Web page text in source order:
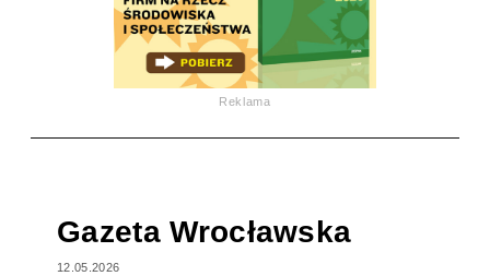
Reklama
Gazeta Wrocławska
12.05.2026